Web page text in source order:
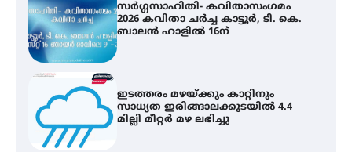
ഇടത്തരം മഴയ്ക്കും കാറ്റിനും
സാധ്യത ഇരിങ്ങാലക്കുടയിൽ 4.4
മില്ലി മീറ്റർ മഴ ലഭിച്ചു
ഐ.ഐ.ടി മദ്രാസ്സിൽ നിന്നും
ഡോക്ടറേറ്റ് – ഇരിങ്ങാലക്കുട
സ്വദേശി ആതിര എം കെ യുടെ
നേട്ടം പ്രതിസന്ധികളോട് പൊരുതി